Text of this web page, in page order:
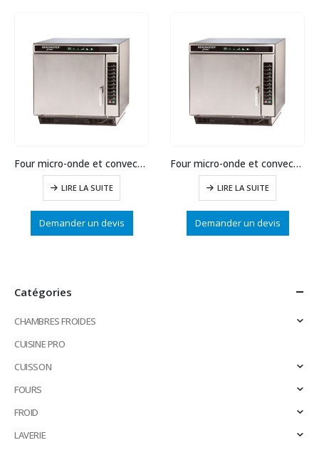
Four micro-onde et convection 1,9 kW
LIRE LA SUITE
Demander un devis
Four micro-onde et convection 1,4 kW
LIRE LA SUITE
Demander un devis
Catégories
CHAMBRES FROIDES
CUISINE PRO
CUISSON
FOURS
FROID
LAVERIE